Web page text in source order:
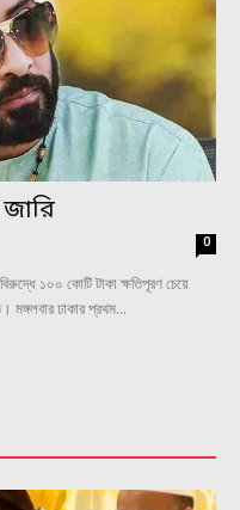
0
১০০ কোটি টাকা ক্ষতিপূরণ চেয়ে
মঙ্গলবার ঢাকার প্রথম...